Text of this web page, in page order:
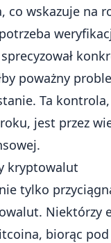
co wskazuje na
poważny
Ta
jest przez
kryptowalut
tylko
Niektórzy
biorąc